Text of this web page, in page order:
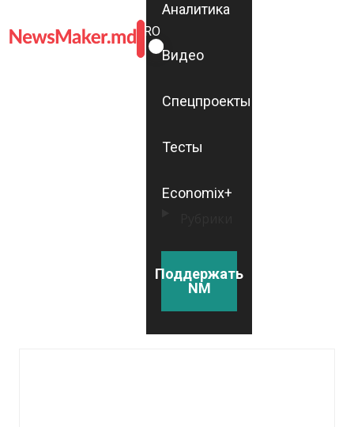
ROMÂNĂ
RU
Аналитика
Видео
Спецпроекты
Тесты
Economix+
Поддержать
NM